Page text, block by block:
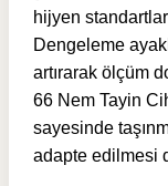
hijyen
Dengeleme
artırarak ölçüm
66 Nem Tayin
sayesinde
adapte edilmesi